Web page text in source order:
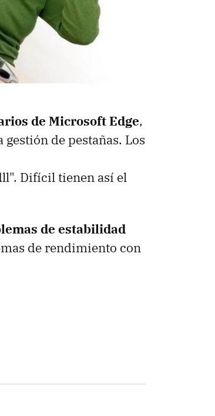
de Microsoft Edge,
de pestañas. Los
Difícil tienen así el
de estabilidad
de rendimiento con